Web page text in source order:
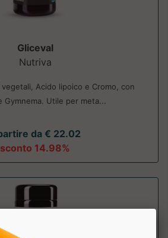
Gliceval
Nutriva
Acido lipoico e Cromo, con
Gymnema. Utile per meta...
da € 22.02
sconto 14.98%